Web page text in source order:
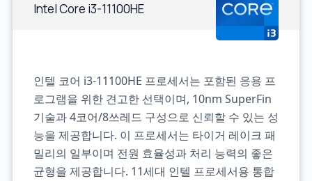
Intel Core i3-11100HE
인텔 코어 i3-11100HE 프로세서는 포함된 응용 프
로그램을 위한 견고한 선택이며, 10nm SuperFin
기술과 4코어/8쓰레드 구성으로 신뢰할 수 있는 성
능을 제공합니다. 이 프로세서는 타이거 레이크 패
밀리의 일부이며 전원 효율성과 처리 능력의 좋은
균형을 제공합니다. 11세대 인텔 프로세서용 통합